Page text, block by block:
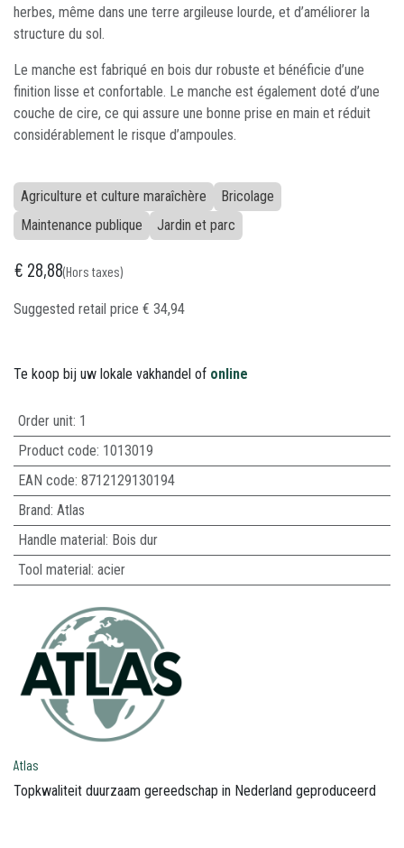
herbes, même dans une terre argileuse lourde, et d’améliorer la
structure du sol.
Le manche est fabriqué en bois dur robuste et bénéficie d’une
finition lisse et confortable. Le manche est également doté d’une
couche de cire, ce qui assure une bonne prise en main et réduit
considérablement le risque d’ampoules.
Agriculture et culture maraîchère
Bricolage
Maintenance publique
Jardin et parc
€ 28,88(Hors taxes)
Suggested retail price € 34,94
Te koop bij uw lokale vakhandel of online
Order unit: 1
Product code: 1013019
EAN code: 8712129130194
Brand: Atlas
Handle material: Bois dur
Tool material: acier
Atlas
Topkwaliteit duurzaam gereedschap in Nederland geproduceerd